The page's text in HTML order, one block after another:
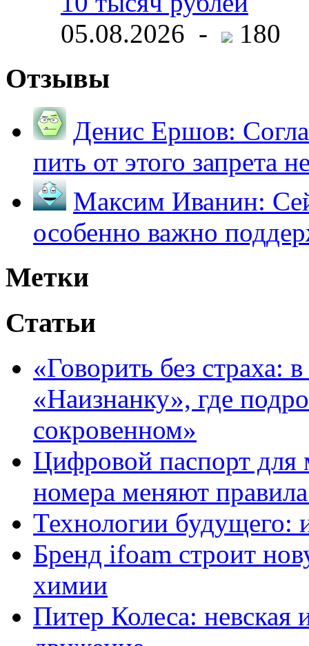
05.08.2026 -
180
Отзывы
Денис Ершов:
пить от этого запрета
Максим Иванин:
особенно важно
Метки
Статьи
«Говорить без страха:
«Наизнанку», где
сокровенном»
Цифровой паспорт для
номера меняют
Технологии будущего:
Бренд ifoam строит
химии
Питер Колеса: невская